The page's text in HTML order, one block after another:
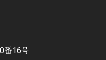
番16号